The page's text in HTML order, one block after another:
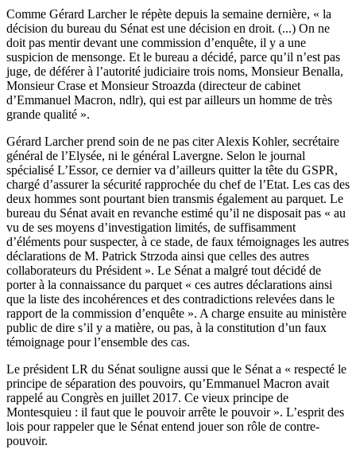
Comme Gérard Larcher le répète depuis la semaine dernière, « la
décision du bureau du Sénat est une décision en droit. (...) On ne
doit pas mentir devant une commission d’enquête, il y a une
suspicion de mensonge. Et le bureau a décidé, parce qu’il n’est pas
juge, de déférer à l’autorité judiciaire trois noms, Monsieur Benalla,
Monsieur Crase et Monsieur Stroazda (directeur de cabinet
d’Emmanuel Macron, ndlr), qui est par ailleurs un homme de très
grande qualité ».
Gérard Larcher prend soin de ne pas citer Alexis Kohler, secrétaire
général de l’Elysée, ni le général Lavergne. Selon le journal
spécialisé L’Essor, ce dernier va d’ailleurs quitter la tête du GSPR,
chargé d’assurer la sécurité rapprochée du chef de l’Etat. Les cas des
deux hommes sont pourtant bien transmis également au parquet. Le
bureau du Sénat avait en revanche estimé qu’il ne disposait pas « au
vu de ses moyens d’investigation limités, de suffisamment
d’éléments pour suspecter, à ce stade, de faux témoignages les autres
déclarations de M. Patrick Strzoda ainsi que celles des autres
collaborateurs du Président ». Le Sénat a malgré tout décidé de
porter à la connaissance du parquet « ces autres déclarations ainsi
que la liste des incohérences et des contradictions relevées dans le
rapport de la commission d’enquête ». A charge ensuite au ministère
public de dire s’il y a matière, ou pas, à la constitution d’un faux
témoignage pour l’ensemble des cas.
Le président LR du Sénat souligne aussi que le Sénat a « respecté le
principe de séparation des pouvoirs, qu’Emmanuel Macron avait
rappelé au Congrès en juillet 2017. Ce vieux principe de
Montesquieu : il faut que le pouvoir arrête le pouvoir ». L’esprit des
lois pour rappeler que le Sénat entend jouer son rôle de contre-
pouvoir.